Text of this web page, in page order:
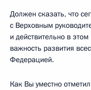
Должен сказать, что
с Верховным
и действительно в
важность развития
Федерацией.
Как Вы уместно